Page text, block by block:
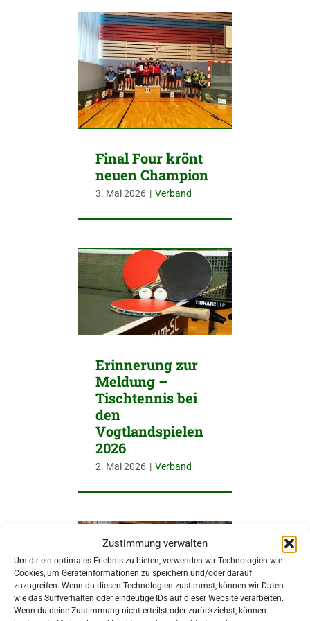
Zustimmung verwalten
Um dir ein optimales Erlebnis zu bieten, verwenden wir Technologien wie
Cookies, um Geräteinformationen zu speichern und/oder darauf
zuzugreifen. Wenn du diesen Technologien zustimmst, können wir Daten
wie das Surfverhalten oder eindeutige IDs auf dieser Website verarbeiten.
Wenn du deine Zustimmung nicht erteilst oder zurückziehst, können
Final Four krönt
neuen Champion
3. Mai 2026 | Verband
Erinnerung zur
Meldung –
Tischtennis bei
den
Vogtlandspielen
2026
2. Mai 2026 | Verband